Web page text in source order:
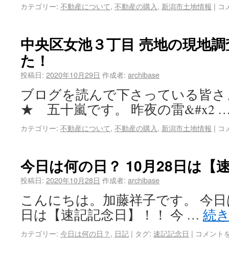
カテゴリー: 不動産について, 不動産の購入, 新潟市土地情報 | コ
中央区女池３丁目 売地の現地
た！
投稿日: 2020年10月29日 作成者: archibase
ブログを読んで下さっている皆
★ 五十嵐です。 昨夜の雷&#x2
カテゴリー: 不動産について, 不動産の購入, 新潟市土地情報 | コ
今日は何の日？ 10月28日は【
投稿日: 2020年10月28日 作成者: archibase
こんにちは。加藤祥子です。 今
日は【速記記念日】！！ 今 … 続
カテゴリー: 今日は何の日？ , 日記 | タグ: 速記記念日 | コメント